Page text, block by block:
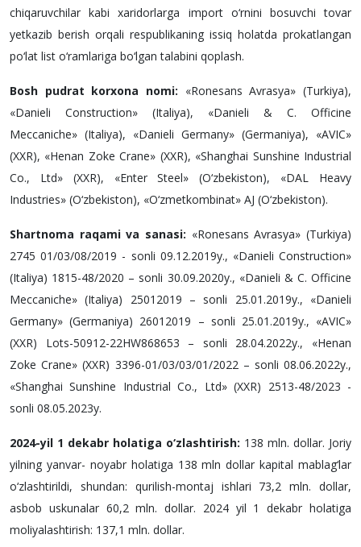
chiqaruvchilar kabi xaridorlarga import o‘rnini bosuvchi tovar
yetkazib berish orqali respublikaning issiq holatda prokatlangan
po‘lat list o‘ramlariga bo‘lgan talabini qoplash.
Bosh pudrat korxona nomi: «Ronesans Avrasya» (Turkiya),
«Danieli Construction» (Italiya), «Danieli & C. Officine
Meccaniche» (Italiya), «Danieli Germany» (Germaniya), «AVIC»
(XXR), «Henan Zoke Crane» (XXR), «Shanghai Sunshine Industrial
Co., Ltd» (XXR), «Enter Steel» (O‘zbekiston), «DAL Heavy
Industries» (O‘zbekiston), «O‘zmetkombinat» AJ (O‘zbekiston).
Shartnoma raqami va sanasi: «Ronesans Avrasya» (Turkiya)
2745 01/03/08/2019 - sonli 09.12.2019y., «Danieli Construction»
(Italiya) 1815-48/2020 – sonli 30.09.2020y., «Danieli & C. Officine
Meccaniche» (Italiya) 25012019 – sonli 25.01.2019y., «Danieli
Germany» (Germaniya) 26012019 – sonli 25.01.2019y., «AVIC»
(XXR) Lots-50912-22HW868653 – sonli 28.04.2022y., «Henan
Zoke Crane» (XXR) 3396-01/03/03/01/2022 – sonli 08.06.2022y.,
«Shanghai Sunshine Industrial Co., Ltd» (XXR) 2513-48/2023 -
sonli 08.05.2023y.
2024-yil 1 dekabr holatiga o‘zlashtirish: 138 mln. dollar. Joriy
yilning yanvar- noyabr holatiga 138 mln dollar kapital mablag‘lar
o‘zlashtirildi, shundan: qurilish-montaj ishlari 73,2 mln. dollar,
asbob uskunalar 60,2 mln. dollar. 2024 yil 1 dekabr holatiga
moliyalashtirish: 137,1 mln. dollar.